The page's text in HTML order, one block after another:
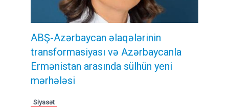
ABŞ-Azərbaycan əlaqələrinin
transformasiyası və Azərbaycanla
Ermənistan arasında sülhün yeni
mərhələsi
Siyasət